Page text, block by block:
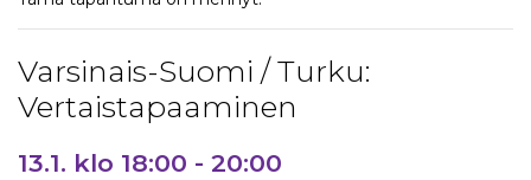
Varsinais-Suomi / Turku:
Vertaistapaaminen
13.1. klo 18:00 - 20:00